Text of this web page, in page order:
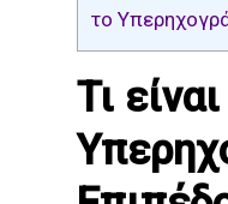
το
Τι